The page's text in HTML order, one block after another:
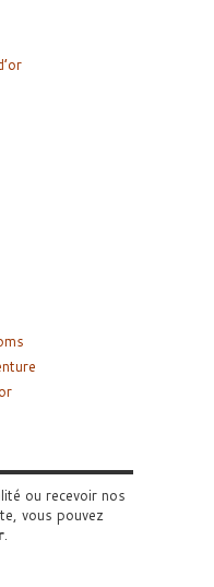
ou recevoir nos
vous pouvez
.